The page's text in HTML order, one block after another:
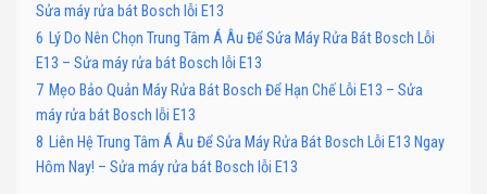
Sửa máy rửa bát Bosch lỗi E13
6 Lý Do Nên Chọn Trung Tâm Á Âu Để Sửa Máy Rửa Bát Bosch Lỗi
E13 – Sửa máy rửa bát Bosch lỗi E13
7 Mẹo Bảo Quản Máy Rửa Bát Bosch Để Hạn Chế Lỗi E13 – Sửa
máy rửa bát Bosch lỗi E13
8 Liên Hệ Trung Tâm Á Âu Để Sửa Máy Rửa Bát Bosch Lỗi E13 Ngay
Hôm Nay! – Sửa máy rửa bát Bosch lỗi E13